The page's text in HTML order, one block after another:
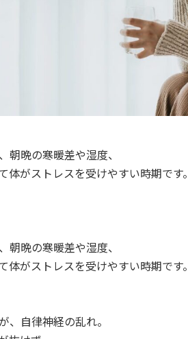
朝晩の寒暖差や湿度、
体がストレスを受けやすい時期です。
朝晩の寒暖差や湿度、
体がストレスを受けやすい時期です。
、自律神経の乱れ。